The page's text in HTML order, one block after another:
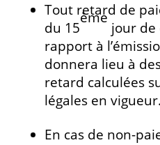
Tout retard de
du 15
ème
jour de
rapport à
donnera lieu à
retard calculées
légales en vigueur.
En cas de non-